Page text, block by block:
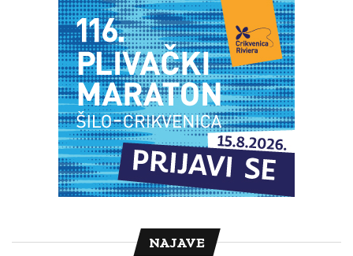
NAJAVE